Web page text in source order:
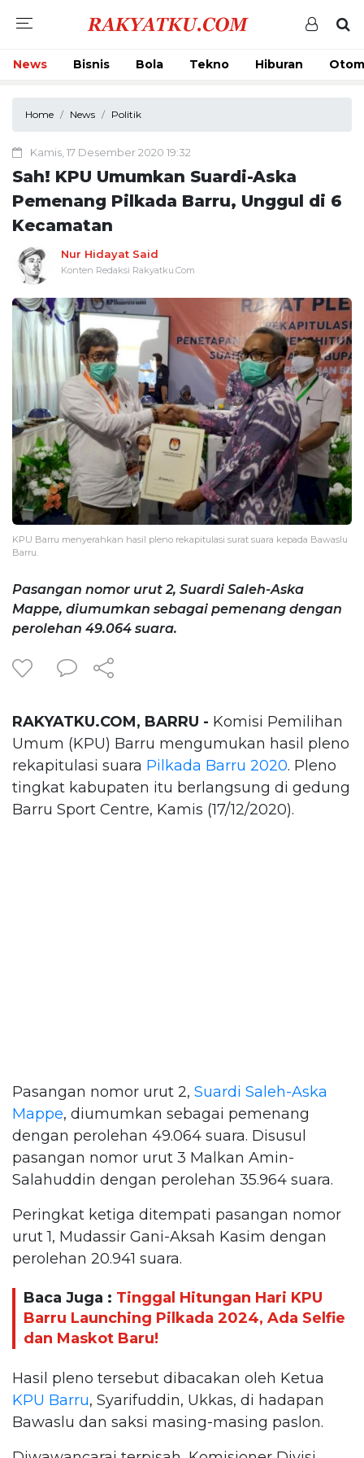
News Bisnis Bola Tekno Hiburan
Home News Politik
Kamis, 17 Desember 2020 19:32
Sah! KPU Umumkan Suardi-Aska
Pemenang Pilkada Barru, Unggul di 6
Kecamatan
Nur Hidayat Said
Konten Redaksi Rakyatku.Com
KPU Barru menyerahkan hasil pleno rekapitulasi surat suara kepada Bawaslu
Barru.
Pasangan nomor urut 2, Suardi Saleh-Aska
Mappe, diumumkan sebagai pemenang dengan
perolehan 49.064 suara.
RAKYATKU.COM, BARRU - Komisi Pemilihan
Umum (KPU) Barru mengumukan hasil pleno
rekapitulasi suara Pilkada Barru 2020. Pleno
tingkat kabupaten itu berlangsung di gedung
Barru Sport Centre, Kamis (17/12/2020).
Pasangan nomor urut 2, Suardi Saleh-Aska
Mappe, diumumkan sebagai pemenang
dengan perolehan 49.064 suara. Disusul
pasangan nomor urut 3 Malkan Amin-
Salahuddin dengan perolehan 35.964 suara.
Peringkat ketiga ditempati pasangan nomor
urut 1, Mudassir Gani-Aksah Kasim dengan
perolehan 20.941 suara.
Baca Juga : Tinggal Hitungan Hari KPU
Barru Launching Pilkada 2024, Ada Selfie
dan Maskot Baru!
Hasil pleno tersebut dibacakan oleh Ketua
KPU Barru, Syarifuddin, Ukkas, di hadapan
Bawaslu dan saksi masing-masing paslon.